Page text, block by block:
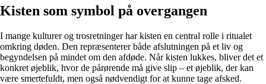
Kisten som symbol på overgangen
I mange kulturer og trosretninger har kisten en central rolle i ritualet
omkring døden. Den repræsenterer både afslutningen på et liv og
begyndelsen på mindet om den afdøde. Når kisten lukkes, bliver det et
konkret øjeblik, hvor de pårørende må give slip – et øjeblik, der kan
være smertefuldt, men også nødvendigt for at kunne tage afsked.